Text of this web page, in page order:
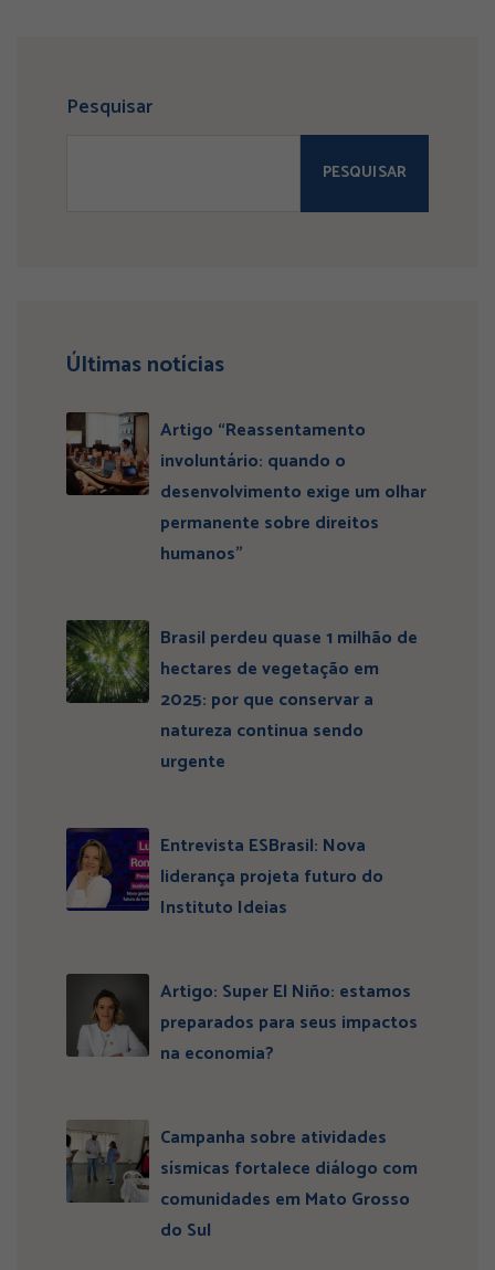
Pesquisar
PESQUISAR
Últimas notícias
Artigo “Reassentamento
involuntário: quando o
desenvolvimento exige um olhar
permanente sobre direitos
humanos”
Brasil perdeu quase 1 milhão de
hectares de vegetação em
2025: por que conservar a
natureza continua sendo
urgente
Entrevista ESBrasil: Nova
liderança projeta futuro do
Instituto Ideias
Artigo: Super El Niño: estamos
preparados para seus impactos
na economia?
Campanha sobre atividades
sísmicas fortalece diálogo com
comunidades em Mato Grosso
do Sul